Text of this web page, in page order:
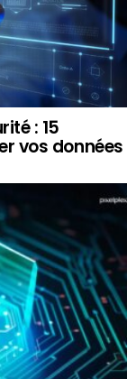
: 15
vos données